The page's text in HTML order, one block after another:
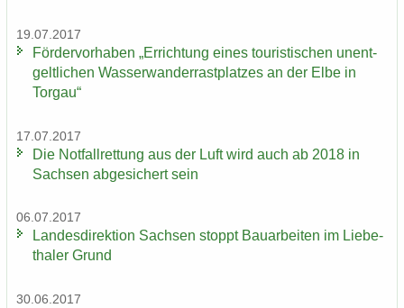
19.07.2017
För­der­vor­ha­ben „Er­rich­tung eines tou­ris­ti­schen un­ent­
gelt­li­chen Was­ser­wan­der­rast­plat­zes an der Elbe in
Tor­gau“
17.07.2017
Die Not­fall­ret­tung aus der Luft wird auch ab 2018 in
Sach­sen ab­ge­si­chert sein
06.07.2017
Lan­des­di­rek­ti­on Sach­sen stoppt Bau­ar­bei­ten im Lie­be­
tha­ler Grund
30.06.2017